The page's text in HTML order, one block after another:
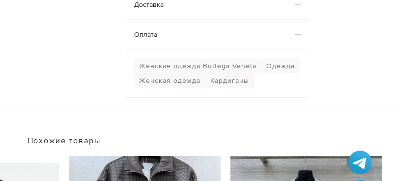
Доставка
Оплата
Женская одежда Bottega Veneta
Одежда
Женская одежда
Кардиганы
Похожие товары